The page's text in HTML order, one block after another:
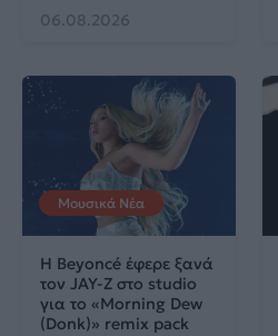
06.08.2026
Μουσικά Νέα
Η Beyoncé έφερε ξανά
τον JAY-Z στο studio
για το «Morning Dew
(Donk)» remix pack